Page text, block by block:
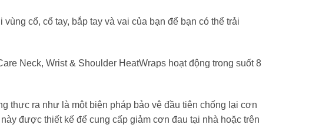
cổ, cổ tay, bắp tay và vai của bạn để bạn có thể trải
Neck, Wrist & Shoulder HeatWraps hoạt động trong suốt 8
thực ra như là một biện pháp bảo vệ đầu tiên chống lại cơn
được thiết kế để cung cấp giảm cơn đau tại nhà hoặc trên